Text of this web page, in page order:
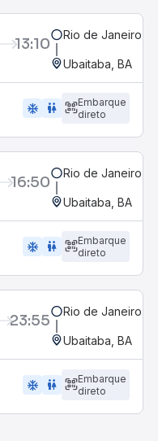
13:10 Rio de Janeiro,
Ubaitaba, BA
ac_unit wc
Embarque
direto
16:50 Rio de Janeiro,
Ubaitaba, BA
ac_unit wc
Embarque
direto
23:55 Rio de Janeiro,
Ubaitaba, BA
ac_unit wc
Embarque
direto